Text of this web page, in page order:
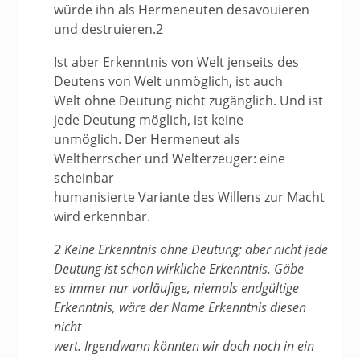
würde ihn als Hermeneuten desavouieren
und destruieren.2
Ist aber Erkenntnis von Welt jenseits des
Deutens von Welt unmöglich, ist auch
Welt ohne Deutung nicht zugänglich. Und ist
jede Deutung möglich, ist keine
unmöglich. Der Hermeneut als
Weltherrscher und Welterzeuger: eine
scheinbar
humanisierte Variante des Willens zur Macht
wird erkennbar.
2 Keine Erkenntnis ohne Deutung; aber nicht jede
Deutung ist schon wirkliche Erkenntnis. Gäbe
es immer nur vorläufige, niemals endgültige
Erkenntnis, wäre der Name Erkenntnis diesen
nicht
wert. Irgendwann könnten wir doch noch in ein